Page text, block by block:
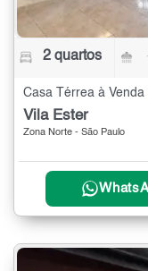
2 quartos
Casa Térrea à
Vila Ester
Zona Norte - São Paulo